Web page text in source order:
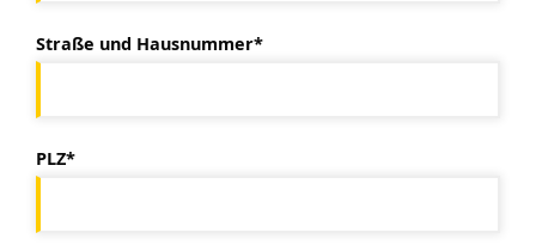
Straße und Hausnummer*
PLZ*